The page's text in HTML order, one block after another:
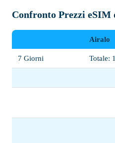
Confronto Prezzi eSIM
Airalo
7 Giorni Totale: